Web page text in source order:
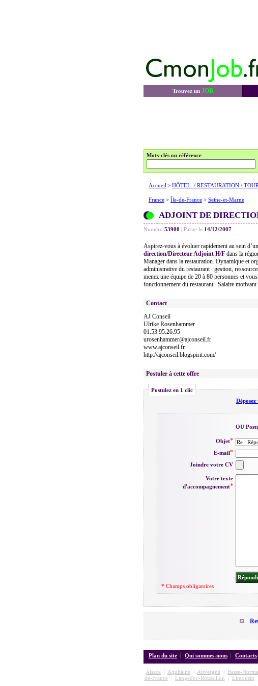
Trouvez un JOB
Mots-clés ou référence
Accueil > HÔTEL. / RESTAURATION /
France > Île-de-France > Seine-et-Marne
ADJOINT DE
Numéro 53900 | Parue le 14/12/2007
Aspirez-vous à évoluer rapidement au sein
direction/Directeur Adjoint H/F dans la
Manager dans la restauration. Dynamique et
administrative du restaurant : gestion,
menez une équipe de 20 à 80 personnes et
fonctionnement du restaurant. Salaire motivant
Contact
AJ Conseil
Ulrike Rosenhammer
01.53.95.26.95
urosenhammer@ajconseil.fr
www.ajconseil.fr
http://ajconseil.blogspirit.com/
Postuler à cette offre
Postulez en 1 clic
OU
Objet
E-mail
Joindre votre CV
Votre texte
d'accompagnement
* Champs obligatoires
Plan du site | Qui sommes-nous | Contacts
Alsace Aquitaine Auvergne Basse-
de-France| Langedoc-Roussillon Limousin